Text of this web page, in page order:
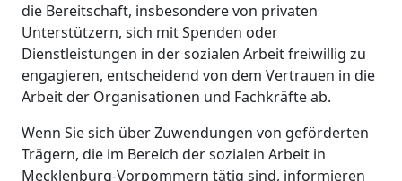
die Bereitschaft, insbesondere von privaten
Unterstützern, sich mit Spenden oder
Dienstleistungen in der sozialen Arbeit freiwillig zu
engagieren, entscheidend von dem Vertrauen in die
Arbeit der Organisationen und Fachkräfte ab.
Wenn Sie sich über Zuwendungen von geförderten
Trägern, die im Bereich der sozialen Arbeit in
Mecklenburg-Vorpommern tätig sind, informieren